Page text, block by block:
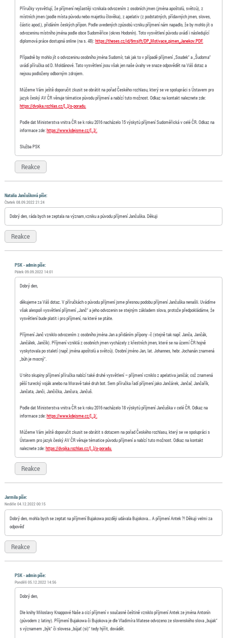
Příručky vysvětlují, že příjmení nejčastěji vznikala odvozením z osobních jmen (jména apoštolů, světců), z
místních jmen (podle místa původu nebo majetku člověka), z apelativ (z podstatných, přídavných jmen, sloves,
částic apod.), přidáním českých přípon. Podle uvedených způsobů vzniku příjmení nám napadlo, že by mohlo jít o
odvozeninu místního jména podle obce Sudoměřice (okres Hodonín). Toto vysvětlení původu uvádí i následující
diplomová práce dostupná online (na s. 48):https://theses.cz/id/6msjft/DP_Motivace_pjmen_Janekov.PDF.
Případně by mohlo jít o odvozeninu osobního jména Sudomír, tak jak to v případě příjmení „Soudek“ a „Šudoma“
uvádí příručka od D. Moldánové. Tato vysvětlení jsou však jen naše úvahy ve snaze odpovědět na Váš dotaz a
nejsou podloženy odborným zdrojem.
Můžeme Vám ještě doporučit zkusit se obrátit na pořad Českého rozhlasu, který se ve spolupráci s Ústavem pro
jazyk český AV ČR věnuje tématice původu příjmení a nabízí tuto možnost. Odkaz na kontakt naleznete zde:
https://dvojka.rozhlas.cz/[…]/o-poradu.
Podle dat Ministerstva vnitra ČR se k roku 2016 nacházelo 15 výskytů příjmení Sudoměřická v celé ČR. Odkaz na
informace zde:https://www.kdejsme.cz/[…]/.
Služba PSK
Reakce
Natalia Jančušková píše:
Čtvrtek 08.09.2022 21:24
Dobrý den, ráda bych se zeptala na význam,vzniku a původu příjmení Jančuška. Děkuji
Reakce
PSK - admin píše:
Pátek 09.09.2022 14:01
Dobrý den,
děkujeme za Váš dotaz. V příručkách o původu příjmení jsme přesnou podobu příjmení Jančuška nenašli. Uvádíme
však alespoň vysvětlení příjmení „Janč“ a jeho odvozenin se stejným základem slova, protože předpokládáme, že
vysvětlení bude platit i pro příjmení, na které se ptáte.
Příjmení Janč vzniklo odvozením z osobního jména Jan a přidáním přípony -č (stejně tak např. Janča, Jančák,
Jančálek, Jančík). Příjmení vzniklá z osobních jmen vycházely z křestních jmen, které se na území ČR hojně
vyskytovala po staletí (např. jména apoštolů a světců). Osobní jméno Jan, lat. Johannes, hebr. Jochanán znamená
„bůh je mocný“.
U této skupiny příjmení příručka nabízí také druhé vysvětlení – příjmení vzniklo z apelativa janičár, což znamená
pěší turecký voják anebo na Moravě také druh bot. Sem příručka řadí příjmení jako Jančárek, Jančař, Jančařík,
Jančata, Janči, Jančička, Jančura, Jančuš.
Podle dat Ministerstva vnitra ČR se k roku 2016 nacházelo 18 výskytů příjmení Jančuška v celé ČR. Odkaz na
informace zde: https://www.kdejsme.cz/[…]/.
Můžeme Vám ještě doporučit zkusit se obrátit s dotazem na pořad Českého rozhlasu, který se ve spolupráci s
Ústavem pro jazyk český AV ČR věnuje tématice původu příjmení a nabízí tuto možnost. Odkaz na kontakt
naleznete zde: https://dvojka.rozhlas.cz/[…]/o-poradu.
Reakce
Jarmila píše:
Neděle 04.12.2022 00:15
Dobrý den, mohla bych se zeptat na příjmení Bujakowa později udávala Bujokova... A příjmení Antek ?! Děkuji velmi za
odpověď
Reakce
PSK - admin píše:
Pondělí 05.12.2022 14:56
Dobrý den,
Dle knihy Miloslavy Knappové Naše a cizí příjmení v současné češtině vzniklo příjmení Antek ze jména Antonín
(původem z latiny). Příjmení Bujakowa či Bujokova je dle Vladimíra Matese odvozeno ze slovenského slova „bujak“
s významem „býk“ či slovesa „bújať (si)“ tedy hýřit, dovádět.